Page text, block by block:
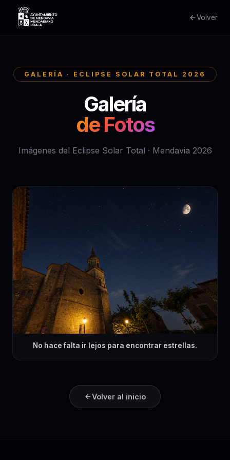
Volver
GALERÍA · ECLIPSE SOLAR TOTAL 2026
Galería
de Fotos
Imágenes del Eclipse Solar Total · Mendavia 2026
No hace falta ir lejos para encontrar estrellas.
Volver al inicio